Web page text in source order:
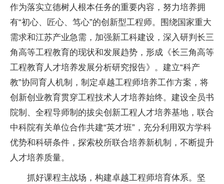
作为落实立德树人根本任务的重要内容，努力培养拥
有“初心、匠心、笃心”的创新型工程师。围绕国家重大
需求和江苏产业急需，加强新工科建设，深入研判长三
角高等工程教育的现状和发展趋势，形成《长三角高等
工程教育人才培养发展分析研究报告》。建立“科产
教”协同育人机制，制定卓越工程师培养工作方案，将
创新创业教育贯穿工程技术人才培养始终。建设全员书
院制、全程导师制的拔尖创新工程人才培养基地，联合
中科院有关单位合作共建“英才班”，充分利用双方学科
优势和科研条件，探索校所联合培养新机制，不断提升
人才培养质量。
抓好课程主战场，构建卓越工程师培育体系。坚